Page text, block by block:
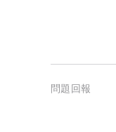
問題回報